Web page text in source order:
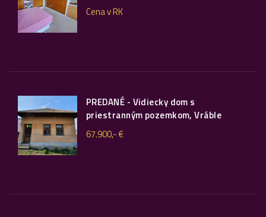
Cena v RK
PREDANÉ - Vidiecky dom s
priestranným pozemkom, Vráble
67.900,- €